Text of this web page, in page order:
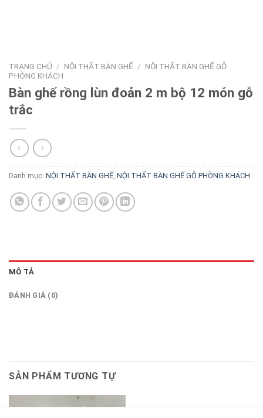
TRANG CHỦ / NỘI THẤT BÀN GHẾ / NỘI THẤT BÀN GHẾ GỖ
PHÒNG KHÁCH
Bàn ghế rồng lùn đoản 2 m bộ 12 món gỗ
trắc
Danh mục: NỘI THẤT BÀN GHẾ, NỘI THẤT BÀN GHẾ GỖ PHÒNG KHÁCH
MÔ TẢ
ĐÁNH GIÁ (0)
SẢN PHẨM TƯƠNG TỰ